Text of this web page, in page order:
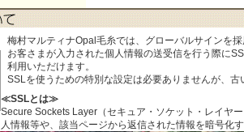
梅村マルティナOpal毛糸では、グローバルサインを
お客さまが入力された個人情報の送受信を行う際に
利用いただけます。
SSLを使うための特別な設定は必要ありませんが、
≪SSLとは≫
Secure Sockets Layer（セキュア・ソケット・レイヤ
人情報等や、該当ページから返信された情報を暗号化